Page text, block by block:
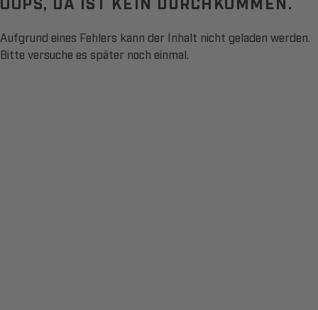
Aufgrund eines Fehlers kann der Inhalt nicht geladen werden.
Bitte versuche es später noch einmal.